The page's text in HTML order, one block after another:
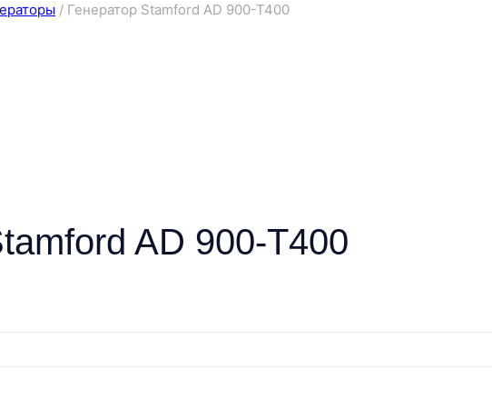
/ Генератор Stamford AD 900-T400
AD 900-T400